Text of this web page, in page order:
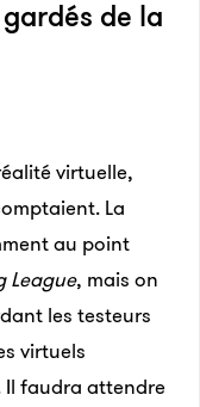
de la
virtuelle,
La
au point
League, mais on
les testeurs
virtuels
faudra attendre